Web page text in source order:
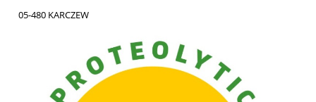
05-480 KARCZEW